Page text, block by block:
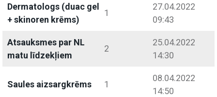
Dermatologs (duac gel
+ skinoren krēms)
1
27.04.2022
09:43
Atsauksmes par NL
matu līdzekļiem
2
25.04.2022
14:30
Saules aizsargkrēms 1
08.04.2022
14:50